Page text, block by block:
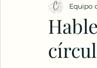
Desarrollo Equipo